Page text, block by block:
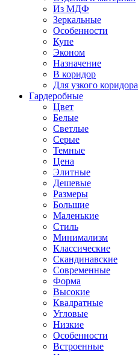
Из МДФ
Зеркальные
Особенности
Купе
Эконом
Назначение
В коридор
Для узкого коридора
Гардеробные
Цвет
Белые
Светлые
Серые
Темные
Цена
Элитные
Дешевые
Размеры
Большие
Маленькие
Стиль
Минимализм
Классические
Скандинавские
Современные
Форма
Высокие
Квадратные
Угловые
Низкие
Особенности
Встроенные